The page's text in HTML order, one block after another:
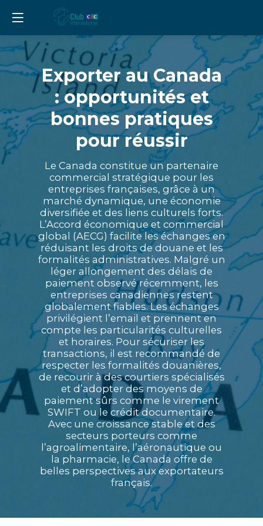
Exporter au Canada
: opportunités et
bonnes pratiques
pour réussir
Le Canada constitue un partenaire
commercial stratégique pour les
entreprises françaises, grâce à un
marché dynamique, une économie
diversifiée et des liens culturels forts.
L’Accord économique et commercial
global (AECG) facilite les échanges en
réduisant les droits de douane et les
formalités administratives. Malgré un
léger allongement des délais de
paiement observé récemment, les
entreprises canadiennes restent
globalement fiables. Les échanges
privilégient l’email et prennent en
compte les particularités culturelles
et horaires. Pour sécuriser les
transactions, il est recommandé de
respecter les formalités douanières,
de recourir à des courtiers spécialisés
et d’adopter des moyens de
paiement sûrs comme le virement
SWIFT ou le crédit documentaire.
Avec une croissance stable et des
secteurs porteurs comme
l’agroalimentaire, l’aéronautique ou
la pharmacie, le Canada offre de
belles perspectives aux exportateurs
français.